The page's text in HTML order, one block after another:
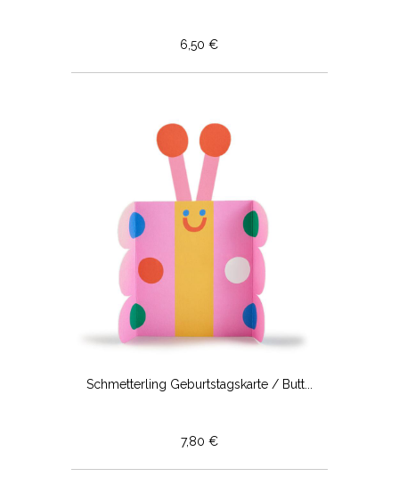
6,50 €
Schmetterling Geburtstagskarte / Butt...
7,80 €